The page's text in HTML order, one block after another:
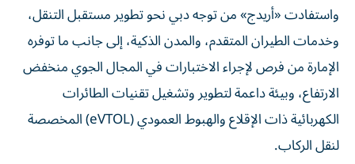
واستفادت «أريدج» من توجه دبي نحو تطوير مستقبل التنقل،
وخدمات الطيران المتقدم، والمدن الذكية، إلى جانب ما توفره
الإمارة من فرص لإجراء الاختبارات في المجال الجوي منخفض
الارتفاع، وبيئة داعمة لتطوير وتشغيل تقنيات الطائرات
الكهربائية ذات الإقلاع والهبوط العمودي (eVTOL) المخصصة
لنقل الركاب.